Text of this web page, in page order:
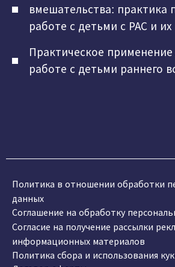
вмешательства: практика
работе с детьми с РАС и
Практическое применение
работе с детьми раннего
Политика в отношении обработки
данных
Соглашение на обработку
Согласие на получение рассылки
информационных материалов
Политика сбора и использования